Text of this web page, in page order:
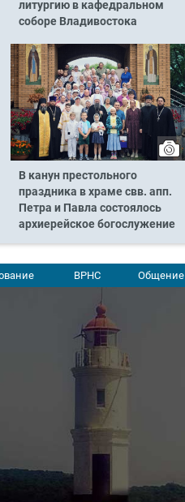
литургию в кафедральном
соборе Владивостока
В канун престольного
праздника в храме свв. апп.
Петра и Павла состоялось
архиерейское богослужение
ВРНС Общение